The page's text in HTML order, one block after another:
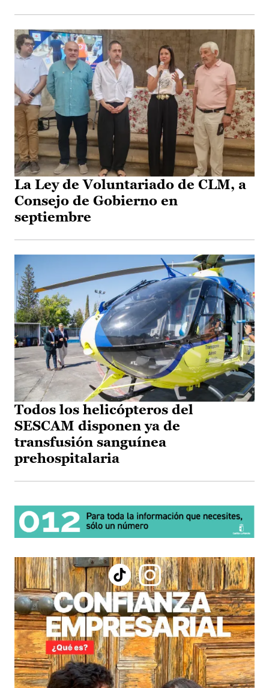
La Ley de Voluntariado de CLM, a
Consejo de Gobierno en
septiembre
Todos los helicópteros del
SESCAM disponen ya de
transfusión sanguínea
prehospitalaria